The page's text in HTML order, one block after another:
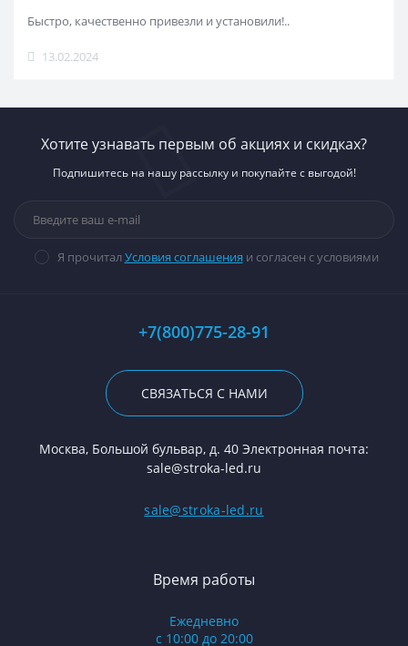
Быстро, качественно привезли и установили!..
13.02.2024
Хотите узнавать первым об акциях и скидках?
Подпишитесь на нашу рассылку и покупайте с выгодой!
Я прочитал Условия соглашения и согласен с условиями
+7(800)775-28-91
СВЯЗАТЬСЯ С НАМИ
Москва, Большой бульвар, д. 40 Электронная почта:
sale@stroka-led.ru
sale@stroka-led.ru
Время работы
Ежедневно
с 10:00 до 20:00